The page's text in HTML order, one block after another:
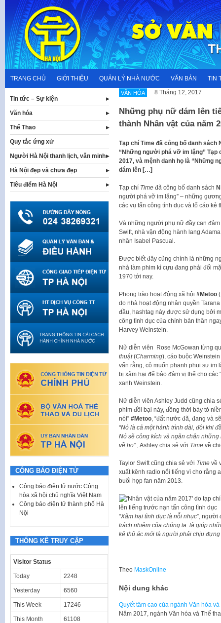
content
TRANG CHỦ GIỚI THIỆU QUẢN LÝ NHÀ NƯỚC VĂN BẢN TIN
VĂN HÓA 8 Tháng 12, 2017
Những phụ nữ dám lên
thành Nhân vật của năm
Tạp chí Time đã công bố danh sách
“Những người phá vỡ im lặng” Tạp
2017, và mệnh danh họ là “Những
dám lên […]
Tạp chí Time đã công bố danh sách
người phá vỡ im lặng” – những
các vụ tấn công tình dục và tố cáo kẻ
Và những người phụ nữ đầy can
Swift, nhà vận động hành lang
nhân Isabel Pascual.
Được biết đây cũng chính là những
nhà làm phim kì cựu đang phải đối
1970 tới nay.
Phong trào hoạt động xã hội #Metoo
do nhà hoạt động nhân quyền
đầu, hashtag này được sử dụng bởi
công tình dục của chính bản thân
Harvey Weinstein.
Nữ diễn viên Rose McGowan từng
thuật(Charming), cáo buộc
vấn rằng, cô muốn phanh phui sự im
bị xâm hại để bảo đảm vị thế cho
xanh Weinstein.
Nữ diễn viên Ashley Judd cũng chia
phim đồi bại này, đồng thời bày tỏ
nói” #Metoo, “đất nước đã, đang và
“Nó là cả một hành trình dài, đôi khi
Nó sẽ công kích và ngăn chặn
về họ” , Ashley chia sẻ với Time về
Taylor Swift cũng chia sẻ với Time về
xuất kênh radio nổi tiếng vì cho rằng
buổi họp fan năm 2013.
“Xâm hại tình dục là nỗi nhục”, người
trách nhiệm của chúng ta là giúp
kẻ thủ ác mới là người phải chịu
Theo MaskOnline
Nội dung khác
Quyết tâm cao của ngành Văn hóa
Năm 2017, ngành Văn hóa và Thể
Tin tức – Sự kiện
Văn hóa
Thể Thao
Quy tắc ứng xử
Người Hà Nội thanh lịch, văn minh
Hà Nội đẹp và chưa đẹp
Tiêu điểm Hà Nội
CÔNG BÁO ĐIỆN TỬ
Công báo điện tử nước Cộng
hòa xã hội chủ nghĩa Việt Nam
Công báo điện tử thành phố Hà
Nội
THỐNG KÊ TRUY CẬP
Visitor Status
Today 2248
Yesterday 6560
This Week 17246
This Month 61108